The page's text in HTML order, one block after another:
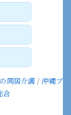
同居介護 / 沖縄ブ
合